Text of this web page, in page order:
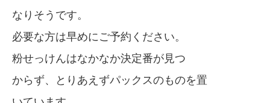
なりそうです。
必要な方は早めにご予約ください。
粉せっけんはなかなか決定番が見つ
からず、とりあえずパックスのものを置